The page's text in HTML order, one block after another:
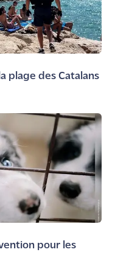
plage des Catalans
pour les